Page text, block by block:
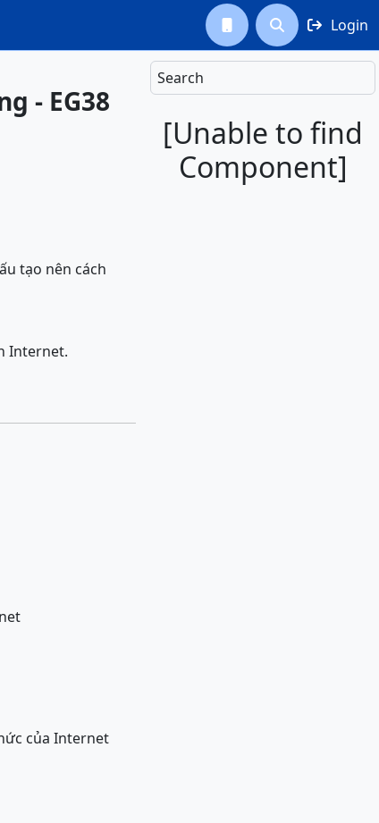
  Login
Search
[Unable to find
Component]
- EG38
tạo nên cách
Internet.
của Internet